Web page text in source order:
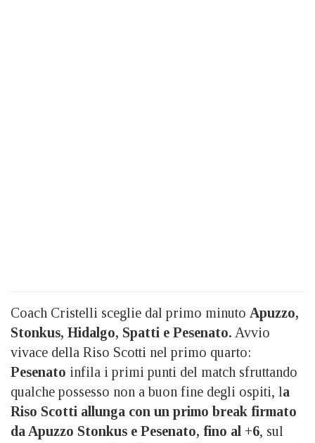
Coach Cristelli sceglie dal primo minuto Apuzzo,
Stonkus, Hidalgo, Spatti e Pesenato. Avvio
vivace della Riso Scotti nel primo quarto:
Pesenato infila i primi punti del match sfruttando
qualche possesso non a buon fine degli ospiti, la
Riso Scotti allunga con un primo break firmato
da Apuzzo Stonkus e Pesenato, fino al +6, sul